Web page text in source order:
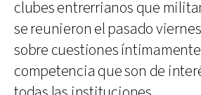
clubes entrerrianos que
se reunieron el pasado
sobre cuestiones
competencia que son de